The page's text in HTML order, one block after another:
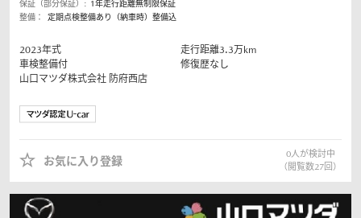
保証（部分保証）: 1年走行距離無制限保証
整備：
定期点検整備あり（納車時）整備込
2023年式 走行距離3.3万km
車検整備付
修復歴なし
山口マツダ株式会社 防府西店
お気に入り登録
0人が検討中
（閲覧数27回）